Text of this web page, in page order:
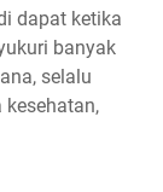
dapat ketika
banyak
selalu